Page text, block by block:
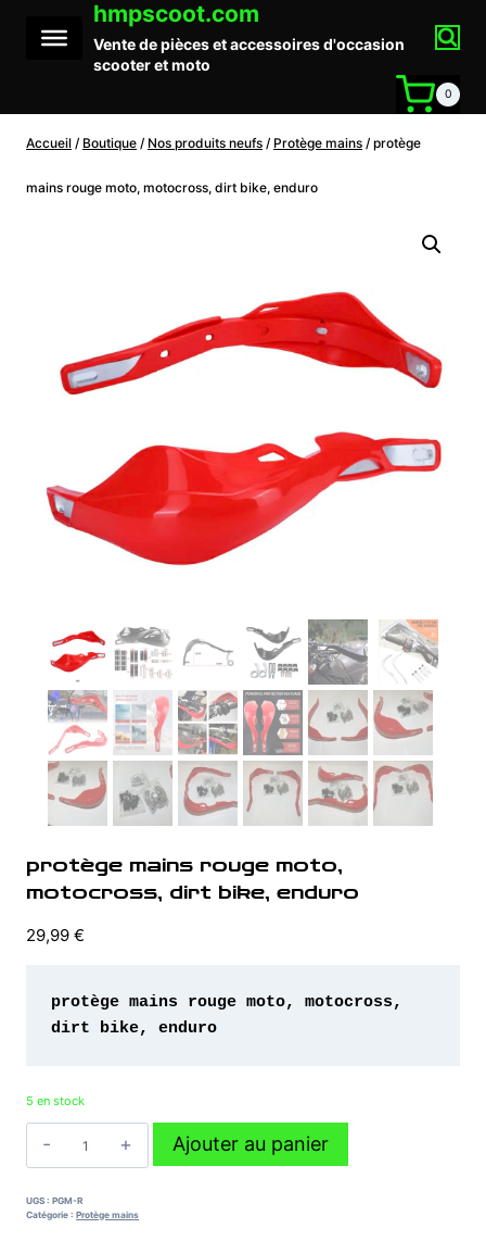
contenu
hmpscoot.com
Vente de pièces et accessoires d'occasion
scooter et moto
0
Accueil / Boutique / Nos produits neufs / Protège mains / protège
mains rouge moto, motocross, dirt bike, enduro
protège mains rouge moto,
motocross, dirt bike, enduro
29,99 €
protège mains rouge moto, motocross,
dirt bike, enduro
5 en stock
mains
rouge
Ajouter au panier
UGS : PGM-R
Catégorie : Protège mains